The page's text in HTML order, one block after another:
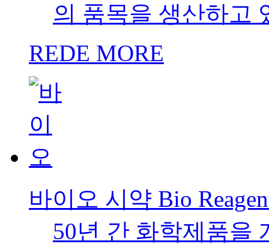
의 품목을 생산하고
REDE MORE
바이오 시약 Bio
50년 간 화학제품을